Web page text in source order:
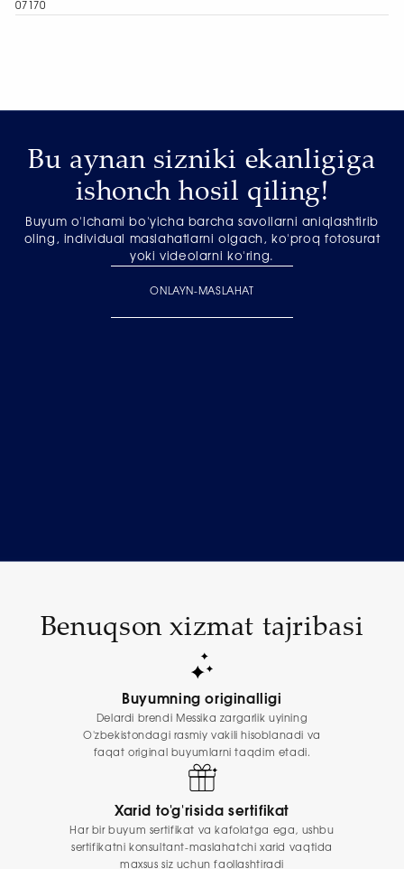
07170
Bu aynan sizniki ekanligiga
ishonch hosil qiling!
Buyum o'lchami bo'yicha barcha savollarni aniqlashtirib
oling, individual maslahatlarni olgach, ko'proq fotosurat
yoki videolarni ko'ring.
ONLAYN-MASLAHAT
Benuqson xizmat tajribasi
Buyumning originalligi
Delardi brendi Messika zargarlik uyining
O'zbekistondagi rasmiy vakili hisoblanadi va
faqat original buyumlarni taqdim etadi.
Xarid to'g'risida sertifikat
Har bir buyum sertifikat va kafolatga ega, ushbu
sertifikatni konsultant-maslahatchi xarid vaqtida
maxsus siz uchun faollashtiradi